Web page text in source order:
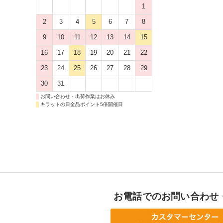
1
2 3 4 5 6 7 8
9 10 11 12 13 14 15
16 17 18 19 20 21 22
23 24 25 26 27 28 29
30 31
お問い合わせ・出荷作業はお休み
キラットの日全品ポイント5倍開催日
お電話でのお問い合わせ